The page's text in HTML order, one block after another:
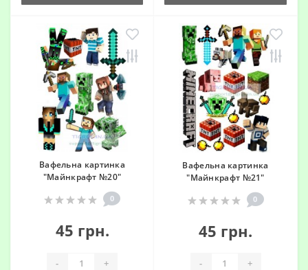
Вафельна картинка
"Майнкрафт №20"
0
45 грн.
- +
Вафельна картинка
"Майнкрафт №21"
0
45 грн.
- +